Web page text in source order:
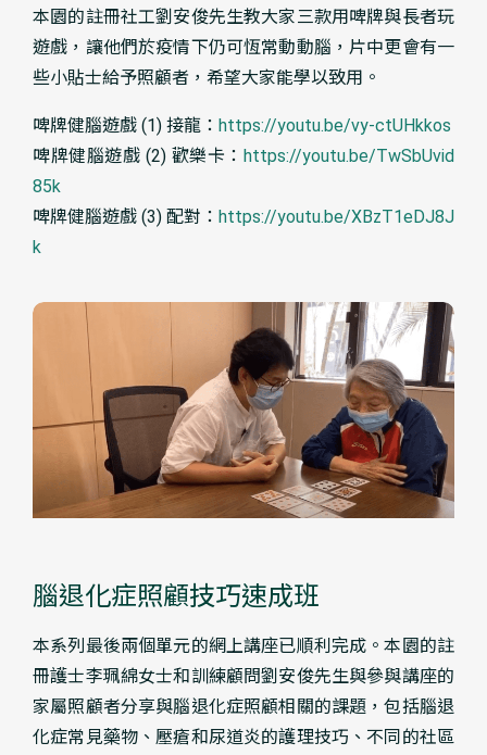
本園的註冊社工劉安俊先生教大家三款用啤牌與長者玩
遊戲，讓他們於疫情下仍可恆常動動腦，片中更會有一
些小貼士給予照顧者，希望大家能學以致用。
啤牌健腦遊戲 (1) 接龍： https://youtu.be/vy-ctUHkkos
啤牌健腦遊戲 (2) 歡樂卡： https://youtu.be/TwSbUvid
85k
啤牌健腦遊戲 (3) 配對： https://youtu.be/XBzT1eDJ8J
k
腦退化症照顧技巧速成班
本系列最後兩個單元的網上講座已順利完成。本園的註
冊護士李珮綿女士和訓練顧問劉安俊先生與參與講座的
家屬照顧者分享與腦退化症照顧相關的課題，包括腦退
化症常見藥物、壓瘡和尿道炎的護理技巧、不同的社區